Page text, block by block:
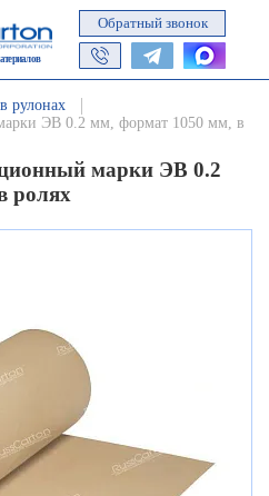
Обратный звонок
рулонах
ЭВ 0.2 мм, формат 1050 мм, в
марки ЭВ 0.2
ролях